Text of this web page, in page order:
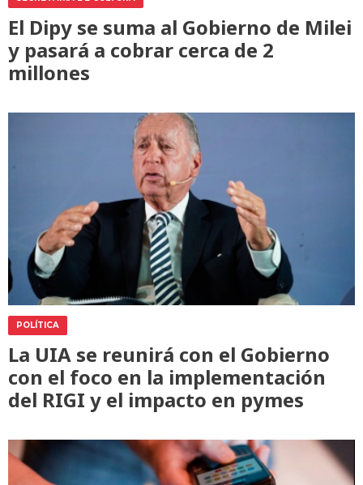
El Dipy se suma al Gobierno de Milei
y pasará a cobrar cerca de 2
millones
POLÍTICA
La UIA se reunirá con el Gobierno
con el foco en la implementación
del RIGI y el impacto en pymes